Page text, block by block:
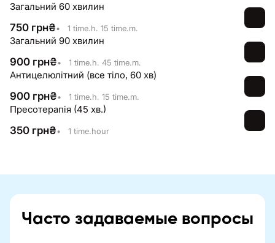
Загальний 60 хвилин
750 грн₴• 1 time.h. 15 time.m.
Загальний 90 хвилин
900 грн₴• 1 time.h. 45 time.m.
Антицелюлітний (все тіло, 60 хв)
900 грн₴• 1 time.h. 15 time.m.
Пресотерапія (45 хв.)
350 грн₴• 1 time.hour
Часто задаваемые вопросы